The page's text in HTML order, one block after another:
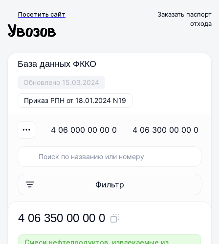
Посетить сайт
Заказать паспорт
отхода
База данных ФККО
Обновлено 15.03.2024
Приказ РПН от 18.01.2024 N19
4 06 000 00 00 0 4 06 300 00 00 0
Фильтр
4 06 350 00 00 0
Смеси нефтепродуктов, извлекаемые из